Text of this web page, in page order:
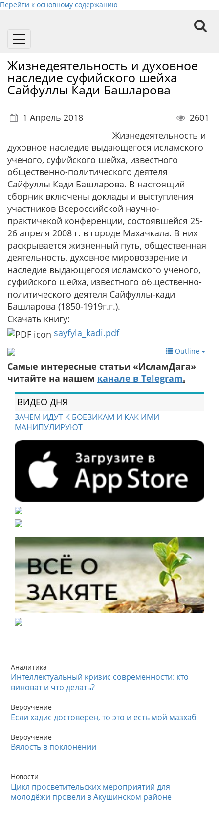
Перейти к основному содержанию
Toggle
Жизнедеятельность и духовное
наследие суфийского шейха
Сайфуллы Кади Башларова
1 Апрель 2018
2601
Жизнедеятельность и
духовное наследие выдающегося исламского
ученого, суфийского шейха, известного
общественно-политического деятеля
Сайфуллы Кади Башларова. В настоящий
сборник включены доклады и выступления
участников Всероссийской научно-
практичекой конференции, состоявшейся 25-
26 апреля 2008 г. в городе Махачкала. В них
раскрывается жизненный путь, общественная
деятельность, духовное мировоззрение и
наследие выдающегося исламского ученого,
суфийского шейха, известного общественно-
политического деятеля Сайфуллы-кади
Башларова (1850-1919г.г.).
Скачать книгу:
sayfyla_kadi.pdf
Outline
Самые интересные статьи «ИсламДага»
читайте на нашем канале в Telegram.
ВИДЕО ДНЯ
ЗАЧЕМ ИДУТ К БОЕВИКАМ И КАК ИМИ
МАНИПУЛИРУЮТ
Аналитика
Интеллектуальный кризис современности: кто
виноват и что делать?
Вероучение
Если хадис достоверен, то это и есть мой мазхаб
Вероучение
Вялость в поклонении
Новости
Цикл просветительских мероприятий для
молодёжи провели в Акушинском районе